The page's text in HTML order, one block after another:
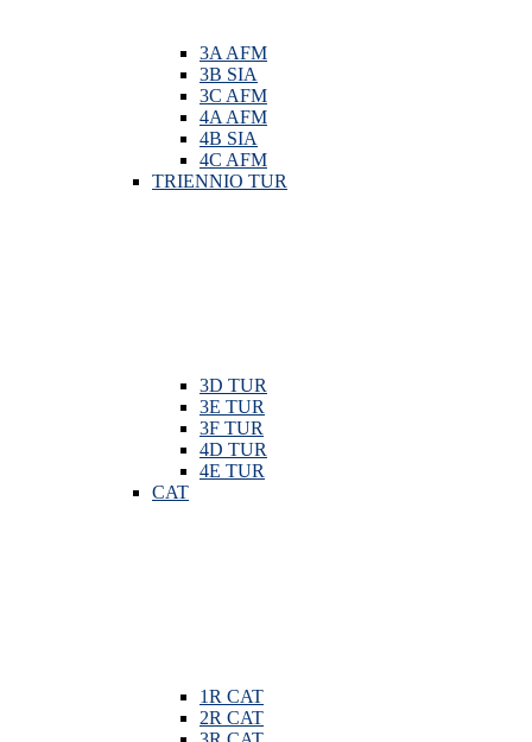
3A AFM
3B SIA
3C AFM
4A AFM
4B SIA
4C AFM
TRIENNIO TUR
3D TUR
3E TUR
3F TUR
4D TUR
4E TUR
CAT
1R CAT
2R CAT